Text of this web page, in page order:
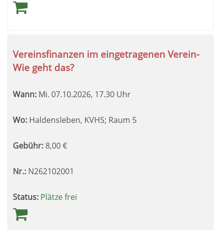
Vereinsfinanzen im eingetragenen Verein-
Wie geht das?
Wann: Mi. 07.10.2026, 17.30 Uhr
Wo: Haldensleben, KVHS; Raum 5
Gebühr: 8,00€
Nr.: N262102001
Status: Plätze frei